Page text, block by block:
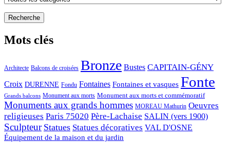
Mots clés
Architecte Balcons de croisées Bronze Bustes CAPITAIN-GÉNY
Croix DURENNE Fondu Fontaines Fontaines et vasques Fonte
Grands balcons Monument aux morts Monument aux morts et commémoratif
Monuments aux grands hommes MOREAU Mathurin Oeuvres
religieuses Paris 75020 Père-Lachaise SALIN (vers 1900)
Sculpteur Statues Statues décoratives VAL D'OSNE
Équipement de la maison et du jardin